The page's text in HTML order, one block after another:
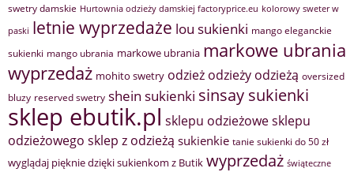
swetry damskie Hurtownia odzieży damskiej factoryprice.eu kolorowy sweter w
paski letnie wyprzedaże lou sukienki mango eleganckie
sukienki mango ubrania markowe ubrania markowe ubrania
wyprzedaż mohito swetry odzież odzieży odzieżą oversized
bluzy reserved swetry shein sukienki sinsay sukienki
sklep ebutik.pl sklepu odzieżowesklepu
odzieżowego sklep z odzieżą sukienkie tanie sukienki do 50 zł
wyglądaj pięknie dzięki sukienkom z Butik wyprzedaż świąteczne